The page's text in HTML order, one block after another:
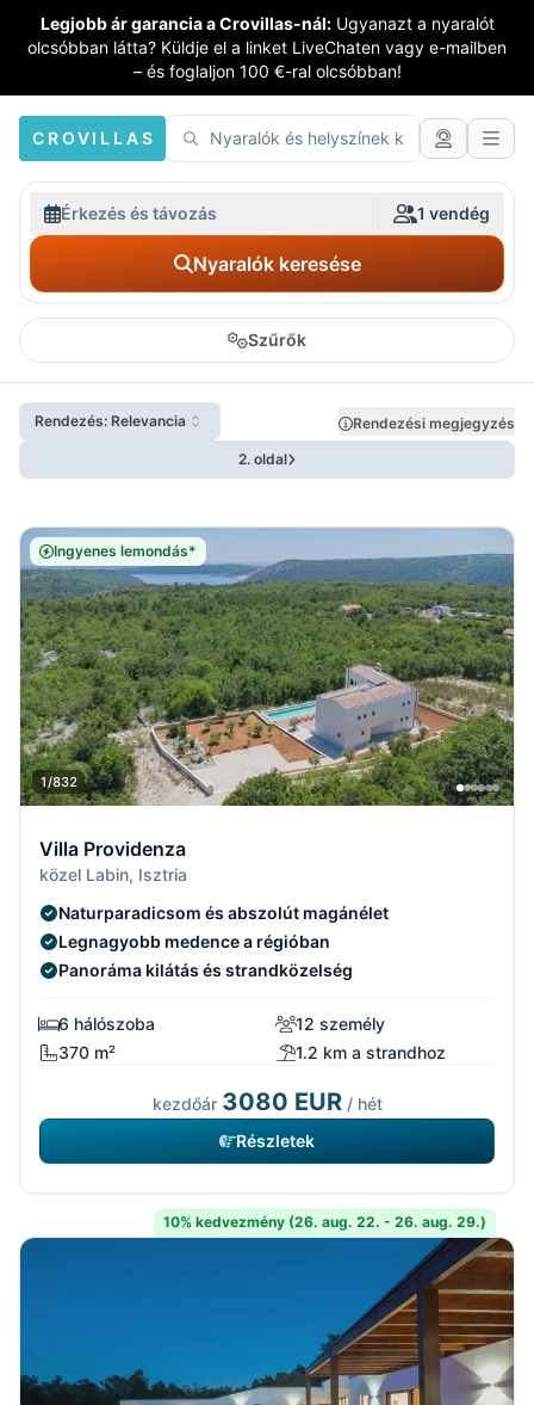
Legjobb ár garancia a Crovillas-nál: Ugyanazt a nyaralót
olcsóbban látta? Küldje el a linket LiveChaten vagy e-mailben
– és foglaljon 100 €-ral olcsóbban!
CROVILLAS
Érkezés és távozás 1 vendég
Nyaralók keresése
Szűrők
Rendezés: Relevancia
Rendezési megjegyzés
2. oldal
Ingyenes lemondás*
1/832
Villa Providenza
közel Labin, Isztria
Naturparadicsom és abszolút magánélet
Legnagyobb medence a régióban
Panoráma kilátás és strandközelség
6 hálószoba
12 személy
370 m²
1.2 km a strandhoz
kezdőár 3080 EUR/ hét
Részletek
10% kedvezmény (26. aug. 22. - 26. aug. 29.)